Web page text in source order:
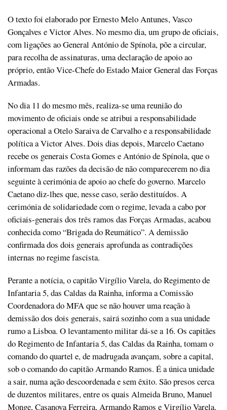
O texto foi elaborado por Ernesto Melo Antunes, Vasco
Gonçalves e Victor Alves. No mesmo dia, um grupo de oficiais,
com ligações ao General António de Spínola, põe a circular,
para recolha de assinaturas, uma declaração de apoio ao
próprio, então Vice-Chefe do Estado Maior General das Forças
Armadas.
No dia 11 do mesmo mês, realiza-se uma reunião do
movimento de oficiais onde se atribui a responsabilidade
operacional a Otelo Saraiva de Carvalho e a responsabilidade
política a Victor Alves. Dois dias depois, Marcelo Caetano
recebe os generais Costa Gomes e António de Spínola, que o
informam das razões da decisão de não comparecerem no dia
seguinte à cerimónia de apoio ao chefe do governo. Marcelo
Caetano diz-lhes que, nesse caso, serão destituídos. A
cerimónia de solidariedade com o regime, levada a cabo por
oficiais-generais dos três ramos das Forças Armadas, acabou
conhecida como “Brigada do Reumático”. A demissão
confirmada dos dois generais aprofunda as contradições
internas no regime fascista.
Perante a notícia, o capitão Virgílio Varela, do Regimento de
Infantaria 5, das Caldas da Rainha, informa a Comissão
Coordenadora do MFA que se não houver uma reação à
demissão dos dois generais, sairá sozinho com a sua unidade
rumo a Lisboa. O levantamento militar dá-se a 16. Os capitães
do Regimento de Infantaria 5, das Caldas da Rainha, tomam o
comando do quartel e, de madrugada avançam, sobre a capital,
sob o comando do capitão Armando Ramos. É a única unidade
a sair, numa ação descoordenada e sem êxito. São presos cerca
de duzentos militares, entre os quais Almeida Bruno, Manuel
Monge, Casanova Ferreira, Armando Ramos e Virgílio Varela.